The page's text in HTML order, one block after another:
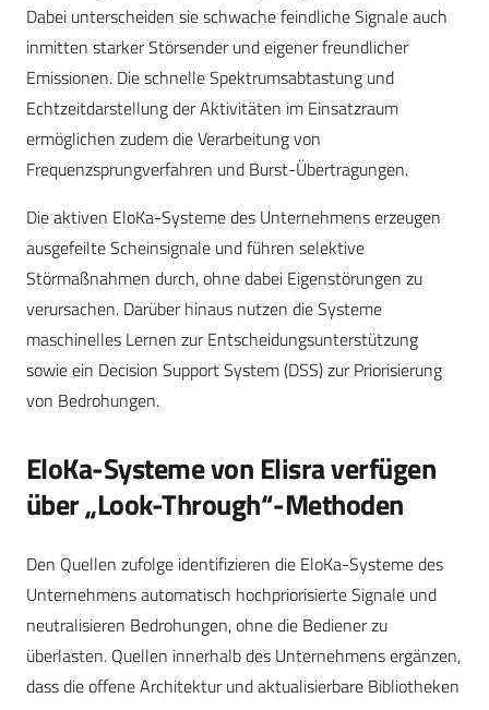
Dabei unterscheiden sie schwache feindliche Signale auch
inmitten starker Störsender und eigener freundlicher
Emissionen. Die schnelle Spektrumsabtastung und
Echtzeitdarstellung der Aktivitäten im Einsatzraum
ermöglichen zudem die Verarbeitung von
Frequenzsprungverfahren und Burst-Übertragungen.
Die aktiven EloKa-Systeme des Unternehmens erzeugen
ausgefeilte Scheinsignale und führen selektive
Störmaßnahmen durch, ohne dabei Eigenstörungen zu
verursachen. Darüber hinaus nutzen die Systeme
maschinelles Lernen zur Entscheidungsunterstützung
sowie ein Decision Support System (DSS) zur Priorisierung
von Bedrohungen.
EloKa-Systeme von Elisra verfügen
über „Look-Through“-Methoden
Den Quellen zufolge identifizieren die EloKa-Systeme des
Unternehmens automatisch hochpriorisierte Signale und
neutralisieren Bedrohungen, ohne die Bediener zu
überlasten. Quellen innerhalb des Unternehmens ergänzen,
dass die offene Architektur und aktualisierbare Bibliotheken